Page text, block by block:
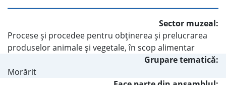
Sector muzeal:
Procese şi procedee pentru obţinerea şi prelucrarea
produselor animale şi vegetale, în scop alimentar
Grupare tematică:
Morărit